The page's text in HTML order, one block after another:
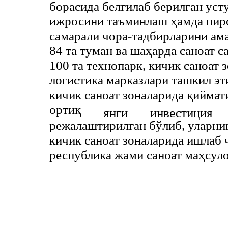
борасида белгилаб берилган
ижросини таъминлаш ҳамда
самарали чора-тадбирларини
84 та туман ва шаҳарда саноат
100 та технопарк, кичик саноат
логистика марказлари ташкил
кичик саноат зоналарида
ортиқ
янги
инвестиция
режалаштирилган бўлиб,
кичик саноат зоналарида
республика жами саноат